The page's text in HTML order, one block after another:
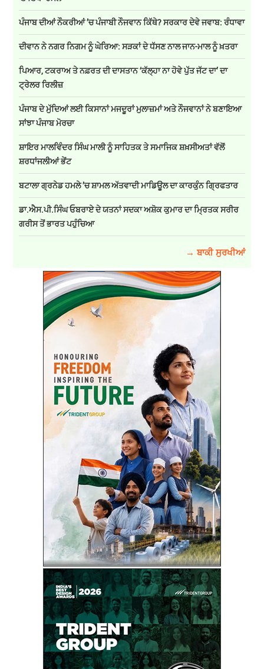
ਪੰਜਾਬ ਦੀਆਂ ਨੌਕਰੀਆਂ ’ਚ ਪੰਜਾਬੀ ਨੌਜਵਾਨ ਕਿੱਥੇ? ਸਰਕਾਰ ਦੇਵੇ ਜਵਾਬ: ਰੰਧਾਵਾ
ਦੀਵਾਨ ਨੇ ਨਗਰ ਨਿਗਮ ਨੂੰ ਘੇਰਿਆ: ਸੜਕਾਂ ਦੇ ਧੱਸਣ ਨਾਲ ਜਾਨ-ਮਾਲ ਨੂੰ ਖ਼ਤਰਾ
ਪਿਆਰ, ਟਕਰਾਅ ਤੇ ਨਫ਼ਰਤ ਦੀ ਦਾਸਤਾਨ ‘ਕੱਲ੍ਹਾ ਨਾ ਹੋਵੇ ਪੁੱਤ ਜੱਟ ਦਾ’ ਦਾ
ਟ੍ਰੇਲਰ ਰਿਲੀਜ਼
ਪੰਜਾਬ ਦੇ ਮੁੱਦਿਆਂ ਲਈ ਕਿਸਾਨਾਂ ਮਜਦੂਰਾਂ ਮੁਲਾਜ਼ਮਾਂ ਅਤੇ ਨੌਜਵਾਨਾਂ ਨੇ ਬਣਾਇਆ
ਸਾਂਝਾ ਪੰਜਾਬ ਮੋਰਚਾ
ਸ਼ਾਇਰ ਮਾਲਵਿੰਦਰ ਸਿੰਘ ਮਾਲੀ ਨੂੰ ਸਾਹਿਤਕ ਤੇ ਸਮਾਜਿਕ ਸ਼ਖ਼ਸੀਅਤਾਂ ਵੱਲੋਂ
ਸ਼ਰਧਾਂਜਲੀਆਂ ਭੇਂਟ
ਬਟਾਲਾ ਗ੍ਰਨੇਡ ਹਮਲੇ ’ਚ ਸ਼ਾਮਲ ਅੱਤਵਾਦੀ ਮਾਡਿਊਲ ਦਾ ਕਾਰਕੁੰਨ ਗ੍ਰਿਫਤਾਰ
ਡਾ.ਐਸ.ਪੀ.ਸਿੰਘ ਓਬਰਾਏ ਦੇ ਯਤਨਾਂ ਸਦਕਾ ਅਸ਼ੋਕ ਕੁਮਾਰ ਦਾ ਮ੍ਰਿਤਕ ਸਰੀਰ
ਗਰੀਸ ਤੋਂ ਭਾਰਤ ਪਹੁੰਚਿਆ
→ ਬਾਕੀ ਸੁਰਖੀਆਂ